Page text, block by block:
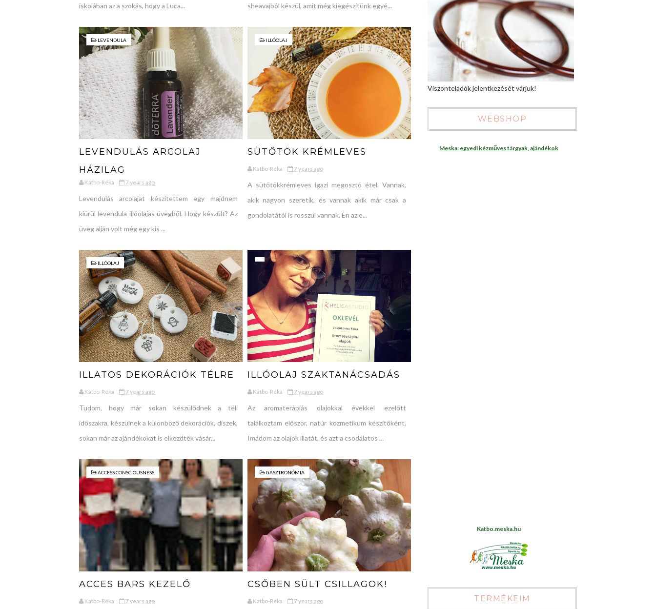
iskolában az a szokás, hogy a Luca...
sheavajból készül, amit még kiegészítünk egyé...
LEVENDULA
LEVENDULÁS ARCOLAJ
HÁZILAG
Katbo-Réka 7 years ago
Levendulás arcolajat készítettem egy majdnem
kiürül levendula illóolajas üvegből. Hogy készült? Az
üveg alján volt még egy kis ...
ILLÓOLAJ
SÜTŐTÖK KRÉMLEVES
Katbo-Réka 7 years ago
A sütőtökkrémleves igazi megosztó étel. Vannak,
akik nagyon szeretik, és vannak akik már csak a
gondolatától is rosszul vannak. Én az e...
ILLÓOLAJ
ILLATOS DEKORÁCIÓK TÉLRE
Katbo-Réka 7 years ago
Tudom, hogy már sokan készülődnek a téli
időszakra, készülnek a különböző dekorációk, díszek,
sokan már az ajándékokat is elkezdték vásár...
ILLÓOLAJ SZAKTANÁCSADÁS
Katbo-Réka 7 years ago
Az aromaterápiás olajokkal évekkel ezelőtt
találkoztam először, natúr kozmetikum készítőként.
Imádom az olajok illatát, és azt a csodálatos ...
ACCESS CONSCIOUSNESS
ACCES BARS KEZELŐ
Katbo-Réka 7 years ago
GASZTRONÓMIA
CSŐBEN SÜLT CSILLAGOK!
Katbo-Réka 7 years ago
Viszonteladók jelentkezését várjuk!
WEBSHOP
Meska: egyedi kézműves tárgyak, ajándékok
Katbo.meska.hu
TERMÉKEIM